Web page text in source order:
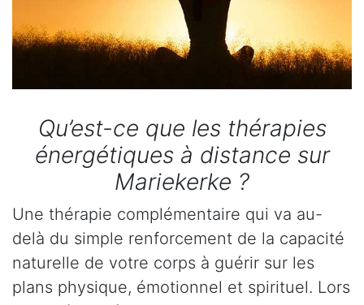
Qu’est-ce que les thérapies
énergétiques à distance sur
Mariekerke ?
Une thérapie complémentaire qui va au-
delà du simple renforcement de la capacité
naturelle de votre corps à guérir sur les
plans physique, émotionnel et spirituel. Lors